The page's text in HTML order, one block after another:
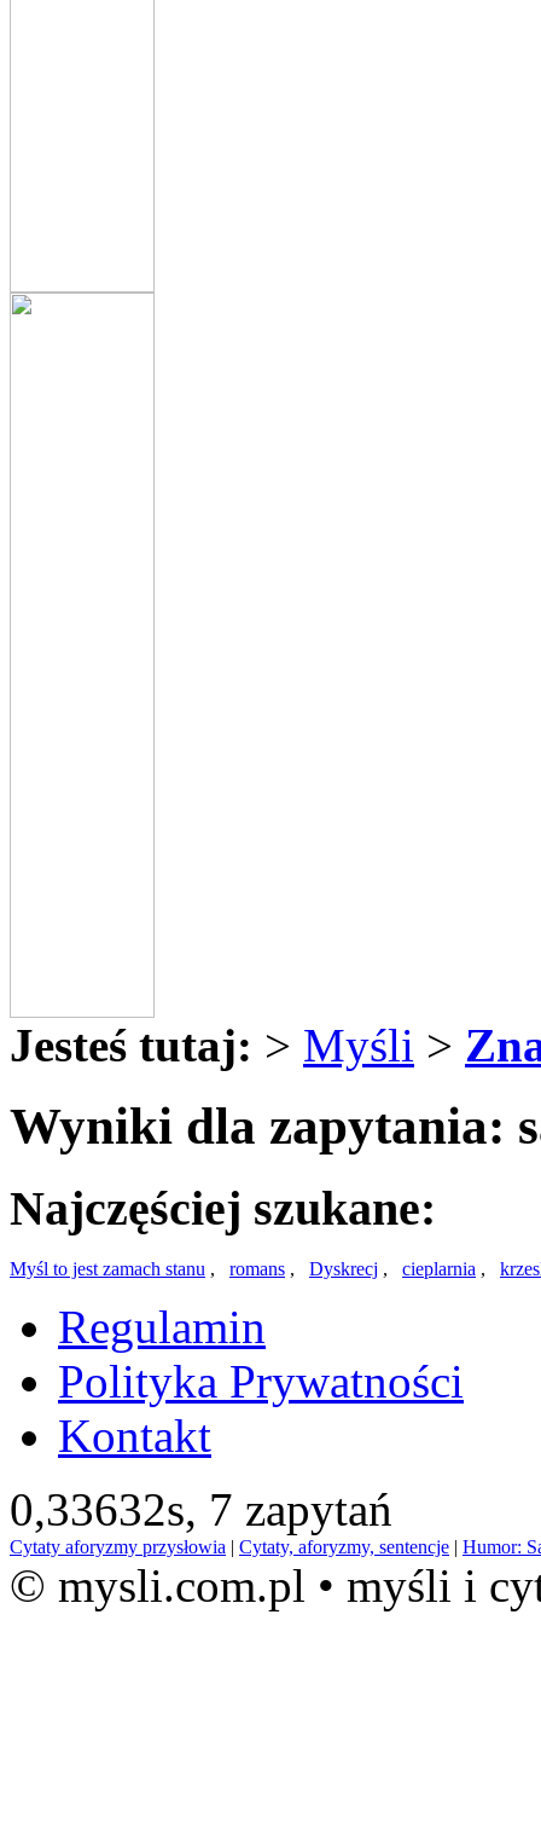
Jesteś tutaj: > Myśli >
Wyniki dla zapytania:
Najczęściej szukane:
Myśl to jest zamach stanu , romans , Dyskrecj , cieplarnia ,
Regulamin
Polityka Prywatności
Kontakt
0,33632s, 7 zapytań
Cytaty aforyzmy przysłowia | Cytaty, aforyzmy, sentencje | Humor:
© mysli.com.pl • myśli i